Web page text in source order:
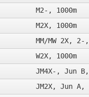
M2-, 1000m
M2X, 1000m
MM/MW 2X, 2-
W2X, 1000m
JM4X-, Jun B,
JM2X, Jun A,